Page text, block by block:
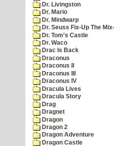
Dr. Livingston
Dr. Mario
Dr. Mindwarp
Dr. Seuss Fix-Up The
Dr. Tom's Castle
Dr. Waco
Drac Is Back
Draconus
Draconus II
Draconus III
Draconus IV
Dracula Lives
Dracula Story
Drag
Dragnet
Dragon
Dragon 2
Dragon Adventure
Dragon Castle